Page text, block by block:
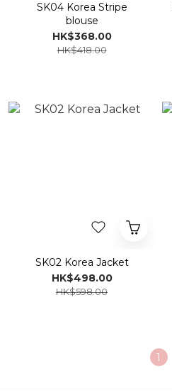
SK04 Korea Stripe
blouse
HK$368.00
HK$418.00
SK02 Korea Jacket
HK$498.00
HK$598.00
1